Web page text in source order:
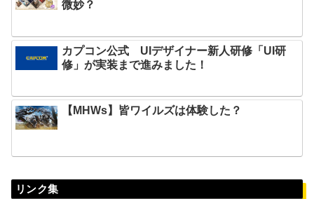
微妙？
カプコン公式 UIデザイナー新人研修「UI研
修」が実装まで進みました！
【MHWs】皆ワイルズは体験した？
リンク集